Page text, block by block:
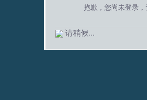
抱歉，您尚未登录
请稍候...